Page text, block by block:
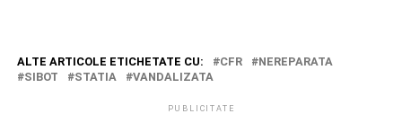
ALTE ARTICOLE ETICHETATE CU: CFR
NEREPARATA
SIBOT
STATIA VANDALIZATA
PUBLICITATE